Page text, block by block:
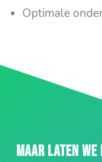
Optimale
MAAR LATEN